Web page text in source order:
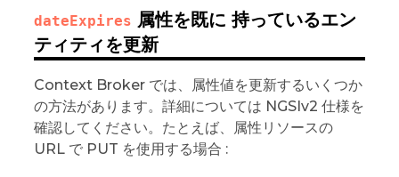
dateExpires 属性を既に 持っているエン
ティティを更新
Context Broker では、属性値を更新するいくつか
の方法があります。詳細については NGSIv2 仕様を
確認してください。たとえば、属性リソースの
URL で PUT を使用する場合 :